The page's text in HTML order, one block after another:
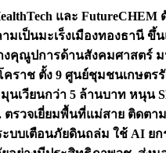
และ
มเป็นมะเร็งเมืองทองธานี ขึ้
งคุณูปการด้านสังคมศาสตร์
ราช ตั้ง 9 ศูนย์ชุมชนเกษต
นเวียนกว่า 5 ล้านบาท หนุน
ตรวจเยี่ยมพื้นที่แม่สาย ติดต
บบเตือนภัยดินถล่ม ใช้ AI ย